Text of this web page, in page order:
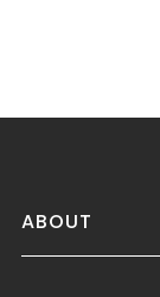
ABOUT